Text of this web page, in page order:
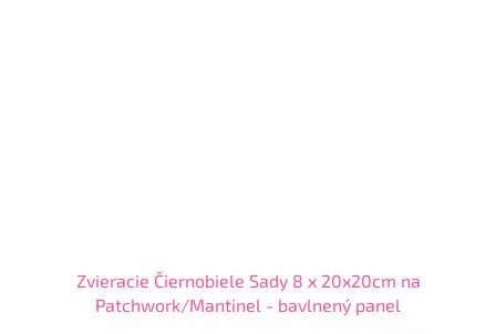
Zvieracie Čiernobiele Sady 8 x 20x20cm na
Patchwork/Mantinel - bavlnený panel